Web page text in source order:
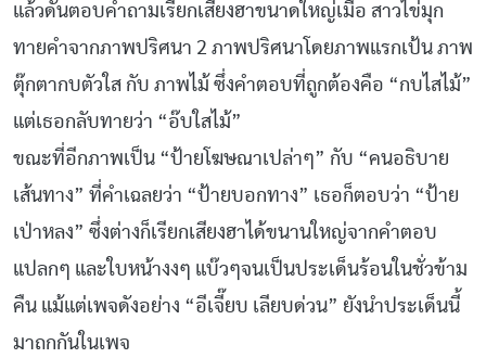
แล้วดันตอบคำถามเรียกเสียงฮาขนาดใหญ่เมื่อ สาวไข่มุก
ทายคำจากภาพปริศนา 2 ภาพปริศนาโดยภาพแรกเป้น ภาพ
ตุ๊กตากบตัวใส กับ ภาพไม้ ซึ่งคำตอบที่ถูกต้องคือ “กบไสไม้”
แต่เธอกลับทายว่า “อ๊บใสไม้”
ขณะที่อีกภาพเป็น “ป้ายโฆษณาเปล่าๆ” กับ “คนอธิบาย
เส้นทาง” ที่คำเฉลยว่า “ป้ายบอกทาง” เธอก็ตอบว่า “ป้าย
เป่าหลง” ซึ่งต่างก็เรียกเสียงฮาได้ขนานใหญ่จากคำตอบ
แปลกๆ และใบหน้างงๆ แบ๊วๆจนเป็นประเด็นร้อนในชั่วข้าม
คืน แม้แต่เพจดังอย่าง “อีเจี๊ยบ เลียบด่วน” ยังนำประเด็นนี้
มาถกกันในเพจ